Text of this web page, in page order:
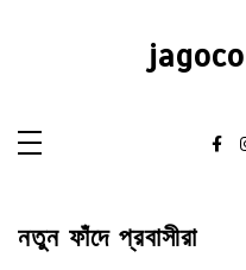
নতুন ফাঁদে প্রবাসীরা